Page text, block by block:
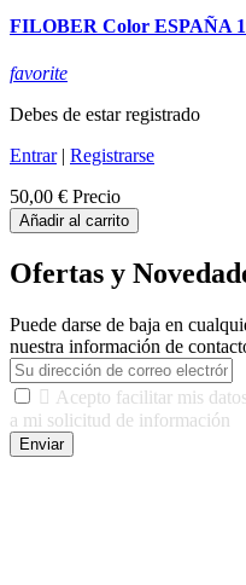
FILOBER Color ESPAÑA
favorite
Debes de estar registrado
Entrar| Registrarse
50,00 € Precio
Añadir al carrito
Ofertas y
Puede darse de baja en
nuestra información de
 Acepto facilitar mis
a mi solicitud de información
Enviar